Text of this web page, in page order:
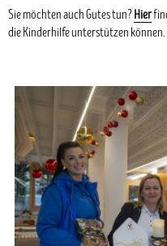
Sie möchten auch Gutes tun?Hier
die Kinderhilfe unterstützen können.